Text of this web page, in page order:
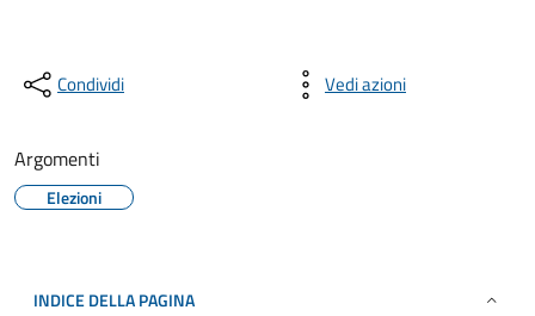
Condividi Vedi azioni
Argomenti
Elezioni
INDICE DELLA PAGINA